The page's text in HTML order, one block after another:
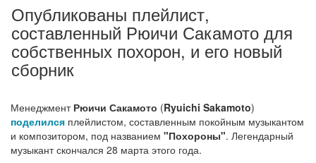
Опубликованы плейлист,
составленный Рюичи Сакамото для
собственных похорон, и его новый
сборник
Менеджмент Рюичи Сакамото (Ryuichi Sakamoto)
поделился плейлистом, составленным покойным музыкантом
и композитором, под названием "Похороны". Легендарный
музыкант скончался 28 марта этого года.